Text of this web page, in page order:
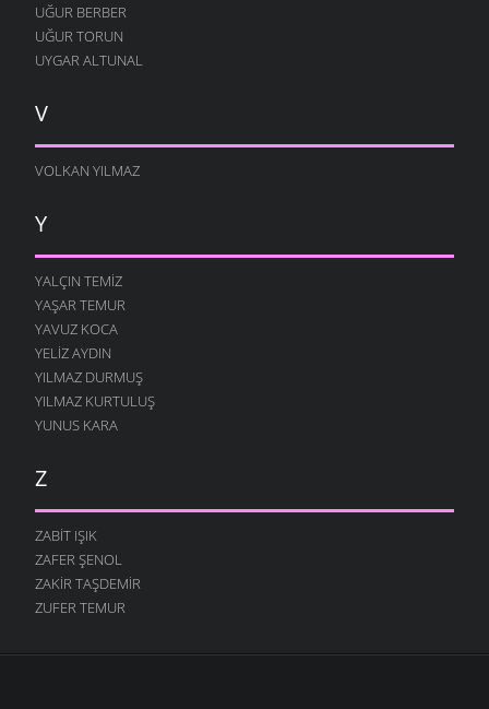
UĞUR BERBER
UĞUR TORUN
UYGAR ALTUNAL
V
VOLKAN YILMAZ
Y
YALÇIN TEMIZ
YAŞAR TEMUR
YAVUZ KOCA
YELIZ AYDIN
YILMAZ DURMUŞ
YILMAZ KURTULUŞ
YUNUS KARA
Z
ZABIT IŞIK
ZAFER ŞENOL
ZAKIR TAŞDEMIR
ZUFER TEMUR